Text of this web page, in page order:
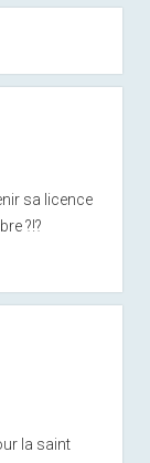
sa licence
?!?
la saint